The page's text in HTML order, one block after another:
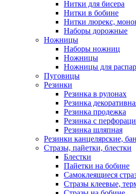
Нитки для бисера
Нитки в бобине
Нитки люрекс,
Наборы дорожные
Ножницы
Наборы ножниц
Ножницы
Ножницы для
Пуговицы
Резинки
Резинка в рулонах
Резинка
Резинка продежка
Резинка с
Резинка шляпная
Резинки канцелярские,
Стразы, пайетки, блестки
Блестки
Пайетки на бобине
Самоклеящиеся
Стразы клеевые,